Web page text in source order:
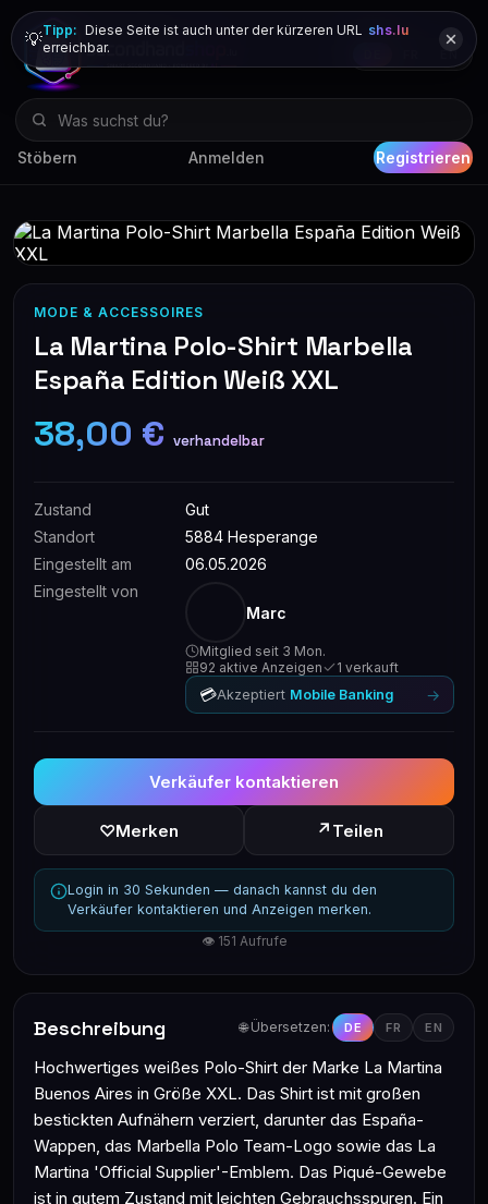
Stöbern Anmelden Registrieren
💡Tipp: Diese Seite ist auch unter der kürzeren URL shs.lu
erreichbar.
MODE & ACCESSOIRES
La Martina Polo-Shirt Marbella
España Edition Weiß XXL
38,00 € verhandelbar
Zustand
Gut
Standort
5884 Hesperange
Eingestellt am
06.05.2026
Eingestellt von
Marc
Mitglied seit 3 Mon.
92 aktive Anzeigen
1 verkauft
💳Akzeptiert Mobile Banking →
Verkäufer kontaktieren
♡Merken ↗ Teilen
Login in 30 Sekunden — danach kannst du den
Verkäufer kontaktieren und Anzeigen merken.
👁 151 Aufrufe
Beschreibung 🌐 Übersetzen: DE FR EN
Hochwertiges weißes Polo-Shirt der Marke La Martina
Buenos Aires in Größe XXL. Das Shirt ist mit großen
bestickten Aufnähern verziert, darunter das España-
Wappen, das Marbella Polo Team-Logo sowie das La
Martina 'Official Supplier'-Emblem. Das Piqué-Gewebe
ist in gutem Zustand mit leichten Gebrauchsspuren. Ein